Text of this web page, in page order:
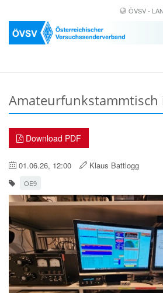
ÖVSV -
Amateurfunkstammtisch
Download PDF
01.06.26, 12:00 Klaus Battlogg
OE9